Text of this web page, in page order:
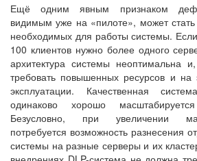
Ещё одним явным признаком
видимым уже на «пилоте», может стать
необходимых для работы системы.
100 клиентов нужно более одного
архитектура системы неоптимальна
требовать повышенных ресурсов и
эксплуатации. Качественная
одинаково хорошо
Безусловно, при увеличении
потребуется возможность разнесения
системы на разные серверы и их